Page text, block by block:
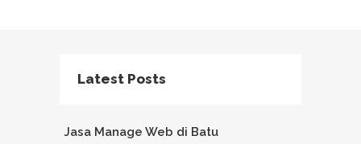
Latest Posts
Jasa Manage Web di Batu